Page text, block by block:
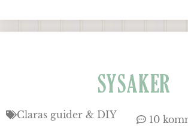
SYSAKER
Claras guider & DIY 10